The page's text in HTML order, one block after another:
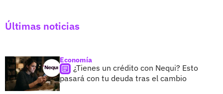
Últimas noticias
Economía
¿Tienes un crédito con Nequi? Esto
pasará con tu deuda tras el cambio